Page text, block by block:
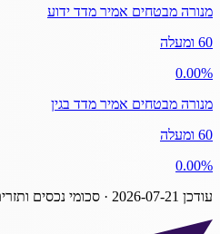
מנורה מבטחים אמיר מדד ידוע
60 ומעלה
‎0.00%
מנורה מבטחים אמיר מדד בגין
60 ומעלה
‎0.00%
עודכן 2026-07-21 · סכומי נכסים